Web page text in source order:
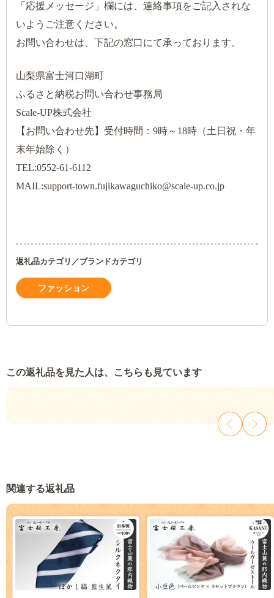
「応援メッセージ」欄には、連絡事項をご記入されな
いようご注意ください。
お問い合わせは、下記の窓口にて承っております。
山梨県富士河口湖町
ふるさと納税お問い合わせ事務局
Scale-UP株式会社
【お問い合わせ先】受付時間：9時～18時（土日祝・年
末年始除く）
TEL:0552-61-6112
MAIL:support-town.fujikawaguchiko@scale-up.co.jp
返礼品カテゴリ／ブランドカテゴリ
ファッション
この返礼品を見た人は、こちらも見ています
関連する返礼品